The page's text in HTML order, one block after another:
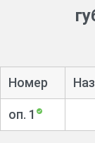
Номер
оп. 1